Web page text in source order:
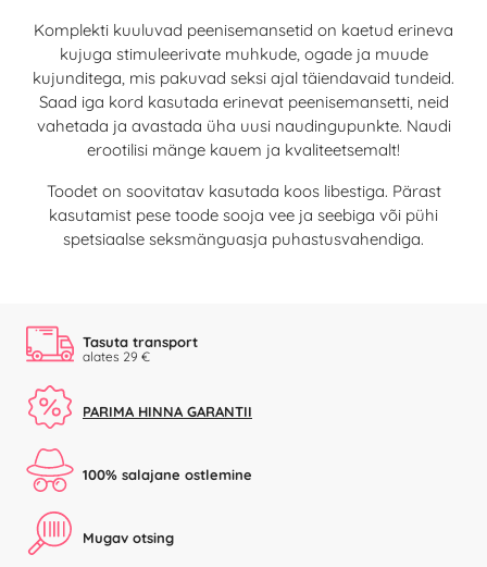
Komplekti kuuluvad peenisemansetid on kaetud erineva
kujuga stimuleerivate muhkude, ogade ja muude
kujunditega, mis pakuvad seksi ajal täiendavaid tundeid.
Saad iga kord kasutada erinevat peenisemansetti, neid
vahetada ja avastada üha uusi naudingupunkte. Naudi
erootilisi mänge kauem ja kvaliteetsemalt!
Toodet on soovitatav kasutada koos libestiga. Pärast
kasutamist pese toode sooja vee ja seebiga või pühi
spetsiaalse seksmänguasja puhastusvahendiga.
Tasuta transport
alates 29 €
PARIMA HINNA GARANTII
100% salajane ostlemine
Mugav otsing